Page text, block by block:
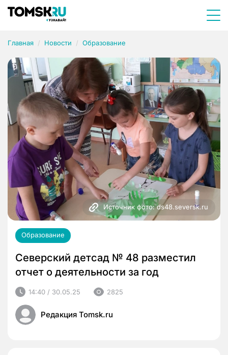
Главная Новости Образование
Источник фото: ds48.seversk.ru
Образование
Северский детсад № 48 разместил
отчет о деятельности за год
14:40 / 30.05.25 2825
Редакция Tomsk.ru